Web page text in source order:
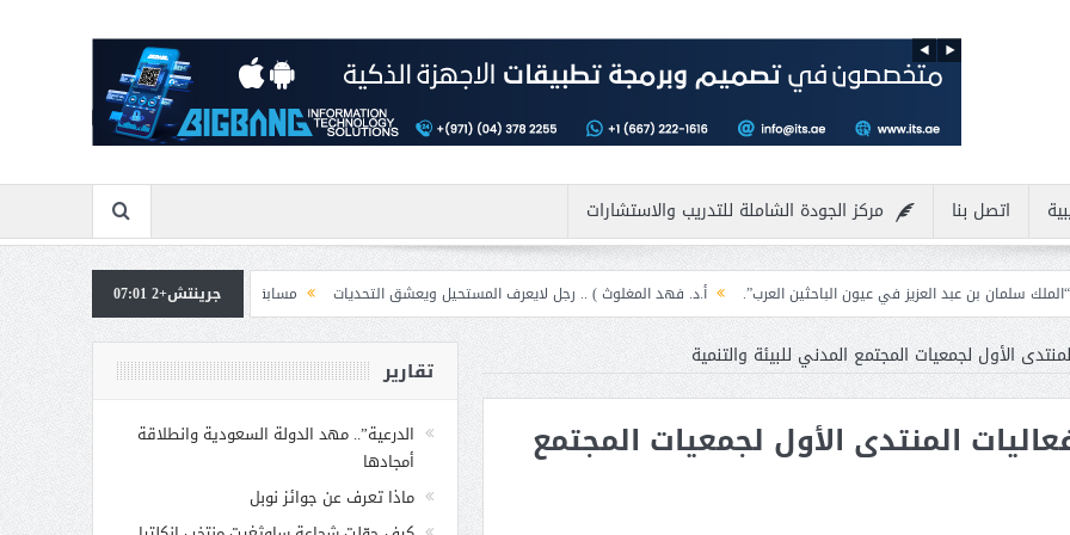
اتصل بنا مركز الجودة الشاملة للتدريب والاستشارات
في عيون الباحثين العرب”. أ.د. فهد المغلوث ) .. رجل لايعرف المستحيل ويعشق التحديات مسابقة المشيقح تعلن فرسان النسخة الخامسة
بمشاركة
جرينتش+2 07:01
الأول لجمعيات المجتمع المدني للبيئة والتنمية
المنتدى الأول لجمعيات المجتمع
تقارير
الدرعية”.. مهد الدولة السعودية وانطلاقة
أمجادها
ماذا تعرف عن جوائز نوبل